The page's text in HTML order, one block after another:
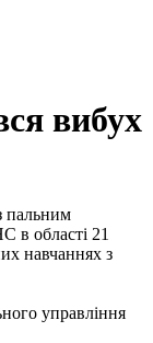
вибух
в області 21
навчаннях з
управління